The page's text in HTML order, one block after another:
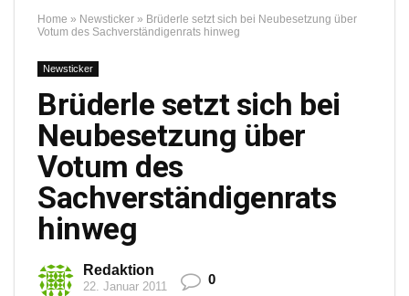
Home » Newsticker » Brüderle setzt sich bei Neubesetzung über
Votum des Sachverständigenrats hinweg
Newsticker
Brüderle setzt sich bei
Neubesetzung über
Votum des
Sachverständigenrats
hinweg
Redaktion
22. Januar 2011 0